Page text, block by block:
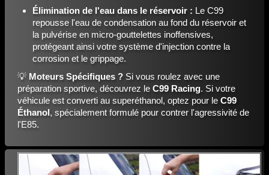
Élimination de l'eau dans le réservoir : Le C99
repousse l'eau de condensation au fond du réservoir et
la pulvérise en micro-gouttelettes inoffensives,
protégeant ainsi votre système d'injection contre la
corrosion et le grippage.
💡 Moteurs Spécifiques ? Si vous roulez avec une
préparation sportive, découvrez le C99 Racing. Si votre
véhicule est converti au superéthanol, optez pour le C99
Éthanol, spécialement formulé pour contrer l'agressivité de
l'E85.